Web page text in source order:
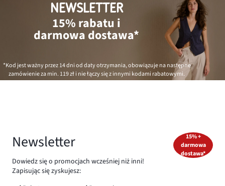
NEWSLETTER
15% rabatu i
darmowa dostawa*
*Kod jest ważny przez 14 dni od daty otrzymania, obowiązuje na następne
zamówienie za min. 119 złi nie łączy się z innymi kodami rabatowymi.
Newsletter
Dowiedz się o promocjach wcześniej niż inni!
Zapisując się zyskujesz:
15% +
darmowa
dostawa*